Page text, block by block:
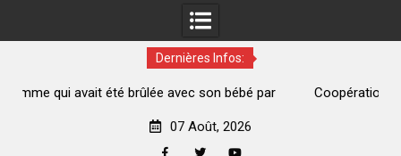
Dernières Infos:
son bébé par
Coopération: Le ministre Indien Kirti Vardhan
07 Août, 2026